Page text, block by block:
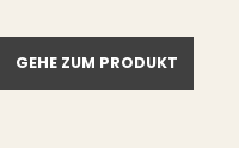
GEHE ZUM PRODUKT